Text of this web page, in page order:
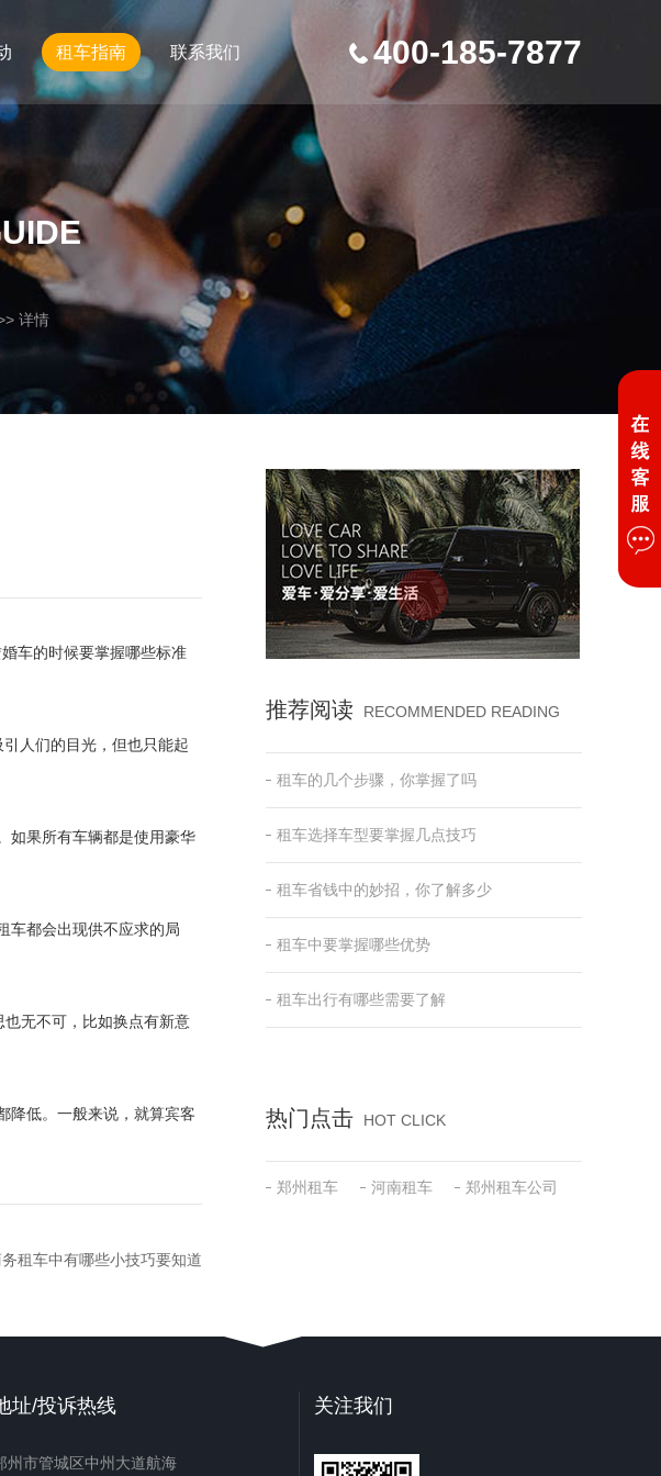
租车指南 联系我们 400-185-7877
详情
车的时候要掌握哪些标准
人们的目光，但也只能起
果所有车辆都是使用豪华
都会出现供不应求的局
无不可，比如换点有新意
低。一般来说，就算宾客
租车中有哪些小技巧要知道
推荐阅读 RECOMMENDED READING
租车的几个步骤，你掌握了吗
租车选择车型要掌握几点技巧
租车省钱中的妙招，你了解多少
租车中要掌握哪些优势
租车出行有哪些需要了解
热门点击 HOT CLICK
郑州租车 河南租车 郑州租车公司
址/投诉热线
州市管城区中州大道航海
关注我们